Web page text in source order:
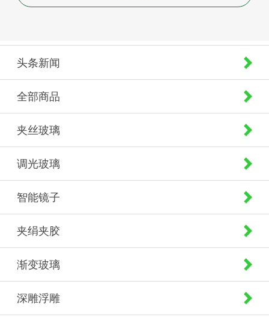
头条新闻
全部商品
夹丝玻璃
调光玻璃
智能镜子
夹绢夹胶
渐变玻璃
深雕浮雕